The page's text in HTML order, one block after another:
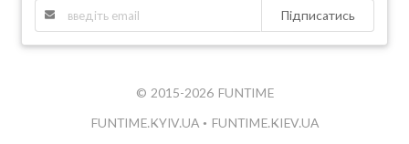
Підписатись
© 2015-2026 FUNTIME
FUNTIME.KYIV.UA • FUNTIME.KIEV.UA